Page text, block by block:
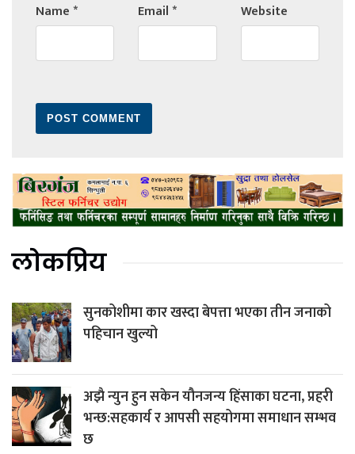
Name* Email* Website
लोकप्रिय
सुनकोशीमा कार खस्दा बेपत्ता भएका तीन जनाको
पहिचान खुल्यो
अझै न्युन हुन सकेन यौनजन्य हिंसाका घटना, प्रहरी
भन्छ:सहकार्य र आपसी सहयोगमा समाधान सम्भव
छ